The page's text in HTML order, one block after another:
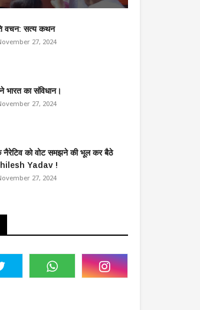
वचन: सत्य कथन
27, 2024
भारत का संविधान।
27, 2024
को वोट समझने की भूल कर बैठे
Yadav !
27, 2024